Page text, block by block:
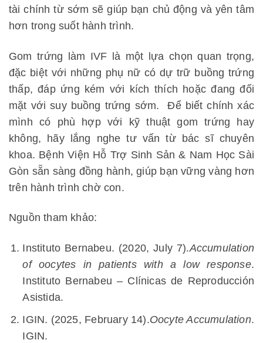
tài chính từ sớm sẽ giúp bạn chủ động và yên tâm
hơn trong suốt hành trình.
Gom trứng làm IVF là một lựa chọn quan trọng,
đặc biệt với những phụ nữ có dự trữ buồng trứng
thấp, đáp ứng kém với kích thích hoặc đang đối
mặt với suy buồng trứng sớm. Để biết chính xác
mình có phù hợp với kỹ thuật gom trứng hay
không, hãy lắng nghe tư vấn từ bác sĩ chuyên
khoa. Bệnh Viện Hỗ Trợ Sinh Sản & Nam Học Sài
Gòn sẵn sàng đồng hành, giúp bạn vững vàng hơn
trên hành trình chờ con.
Nguồn tham khảo:
Instituto Bernabeu. (2020, July 7).Accumulation
of oocytes in patients with a low response.
Instituto Bernabeu – Clínicas de Reproducción
Asistida.
IGIN. (2025, February 14).Oocyte Accumulation.
IGIN.